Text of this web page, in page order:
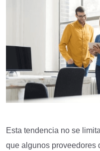
Esta tendencia no se
que algunos proveedores